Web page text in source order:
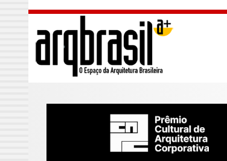
Skip to main content